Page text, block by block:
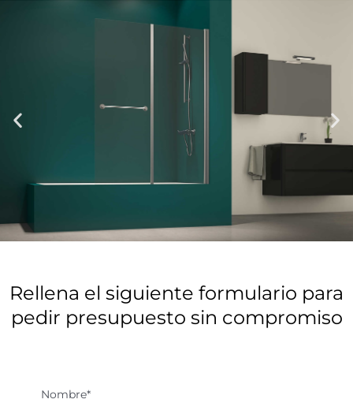
buen precio?
Descubre todas las posibilidades que
Rellena el siguiente formulario para
pedir presupuesto sin compromiso
Nombre*